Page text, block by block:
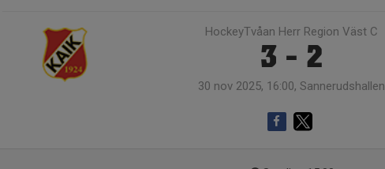
HockeyTvåan Herr Region Väst C
3 - 2
30 nov 2025, 16:00, Sannerudshallen